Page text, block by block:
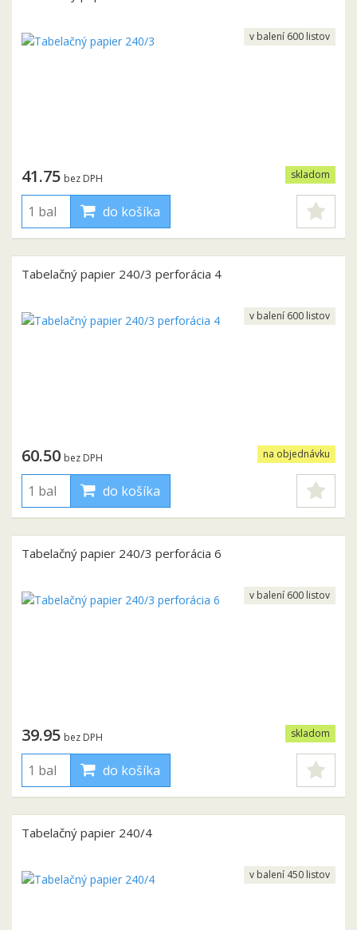
skladom
41.75 bez DPH
do košíka
v balení 600 listov
Tabelačný papier 240/3 perforácia 4
na objednávku
60.50 bez DPH
do košíka
v balení 600 listov
Tabelačný papier 240/3 perforácia 6
skladom
39.95 bez DPH
do košíka
v balení 600 listov
Tabelačný papier 240/4
v balení 450 listov